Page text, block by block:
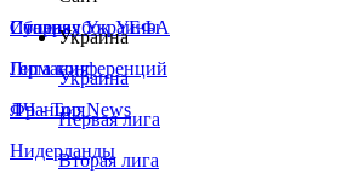
Сборная Украины
Италия
Германия
Франция
Нидерланды
Суперкубок УЕФА
Лига конференций
ЛЧ - Top News
Украина
Украина
Первая лига
Вторая лига